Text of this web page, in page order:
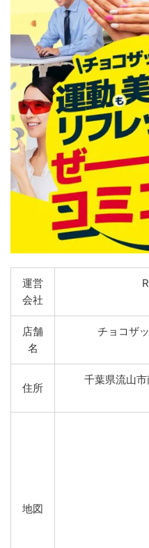
運営
会社
店舗
名
チョコザ
住所
千葉県流山
地図